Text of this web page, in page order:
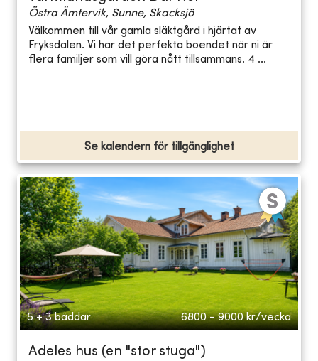
Östra Ämtervik, Sunne, Skacksjö
Välkommen till vår gamla släktgård i hjärtat av
Fryksdalen. Vi har det perfekta boendet när ni är
flera familjer som vill göra nått tillsammans. 4 ...
Se kalendern för tillgänglighet
5 + 3 bäddar 6800 - 9000 kr/vecka
Adeles hus (en "stor stuga")